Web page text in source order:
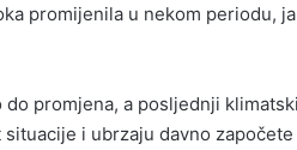
promijenila u nekom periodu,
promjena, a posljednji
i ubrzaju davno